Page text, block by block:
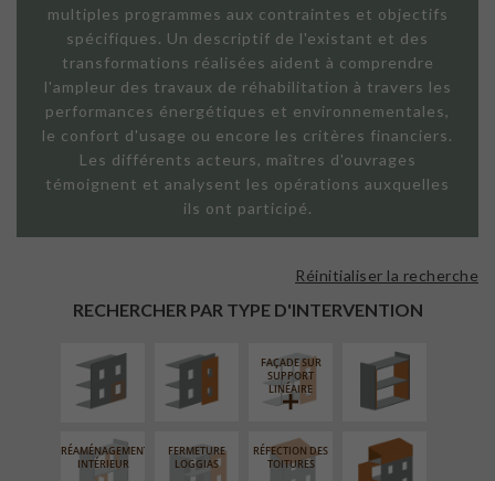
multiples programmes aux contraintes et objectifs
spécifiques. Un descriptif de l'existant et des
transformations réalisées aident à comprendre
l'ampleur des travaux de réhabilitation à travers les
performances énergétiques et environnementales,
le confort d'usage ou encore les critères financiers.
Les différents acteurs, maîtres d'ouvrages
témoignent et analysent les opérations auxquelles
ils ont participé.
RECHERCHER PAR TYPE D'INTERVENTION
Réinitialiser la recherche
EXTÉRIEURE
FAÇADE SUR
SUPPORT
LINÉAIRE
ISOLATION
INTÉRIEURE
RÉAMÉNAGEMENT
INTÉRIEUR
FERMETURE
LOGGIAS
RÉFECTION DES
TOITURES
SURÉLÉVATION
EXTENSION
AMÉNAGEMENT
EXTÉRIEUR
PROCÉDÉ
PARTICULIER